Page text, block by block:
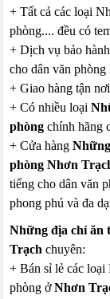
+ Tất cả các loại
phòng.... đều có
+ Dịch vụ bảo
cho dân văn
+ Giao hàng tận
+ Có nhiều loại
phòng chính hãng
+ Cửa hàng
phòng Nhơn
tiếng cho dân văn
phong phú và đa
Những địa chỉ ăn
Trạchchuyên:
+ Bán sỉ lẻ các
phòng ởNhơn